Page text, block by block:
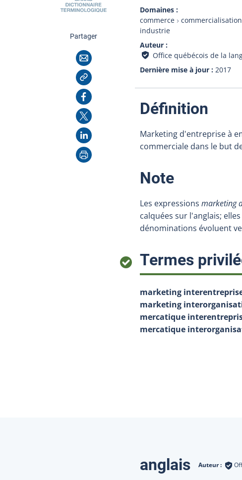
Domaines
commerce
commercialisation
industrie
Auteur
Office québécois de la
Dernière mise à jour
2017
Partagercette page
Courriel
Copier l'adresse
Facebook
X
LinkedIn
Imprimer
Définition
Marketing d'entreprise à
commerciale dans le but
Note:
Les expressions marketing
calquées sur l'anglais;
dénominations évoluent
Termes
marketing
marketing
mercatique
mercatique
Traductions
anglais Auteur :